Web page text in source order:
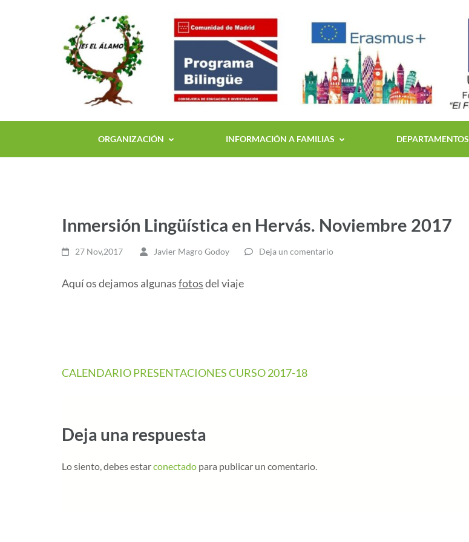
ORGANIZACIÓN INFORMACIÓN A FAMILIAS DEPARTAMENTOS
Inmersión Lingüística en Hervás. Noviembre 2017
27 Nov,2017 Javier Magro Godoy Deja un comentario
Aquí os dejamos algunasfotosdel viaje
CALENDARIO PRESENTACIONES CURSO 2017-18
Deja una respuesta
Lo siento, debes estarconectado para publicar un comentario.